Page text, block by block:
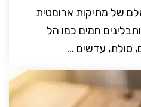
של מתיקות ארומטית
חמים כמו הל
סולת, עדשים ...